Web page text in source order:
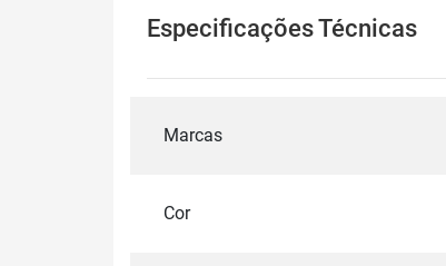
Especificações Técnicas
Marcas
Cor